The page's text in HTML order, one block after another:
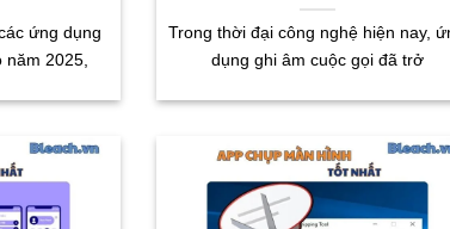
ứng dụng
năm 2025,
Trong thời đại công nghệ hiện nay,
dụng ghi âm cuộc gọi đã trở